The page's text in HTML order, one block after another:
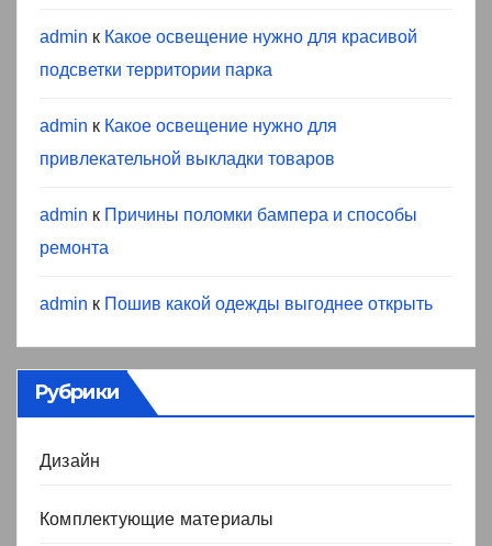
admin к Какое освещение нужно для красивой
подсветки территории парка
admin к Какое освещение нужно для
привлекательной выкладки товаров
admin к Причины поломки бампера и способы
ремонта
admin к Пошив какой одежды выгоднее открыть
Рубрики
Дизайн
Комплектующие материалы